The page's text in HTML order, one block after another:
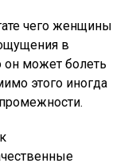
чего женщины
в
он может болеть
этого иногда